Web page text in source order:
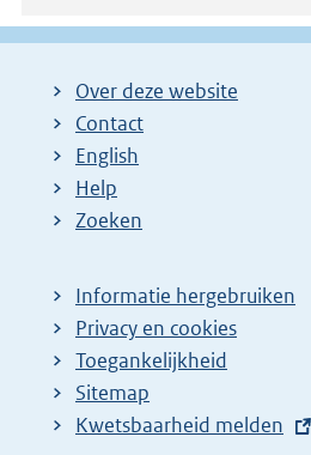
Over deze website
Contact
English
Help
Zoeken
Informatie hergebruiken
Privacy en cookies
Toegankelijkheid
Sitemap
E
Kwetsbaarheid melden